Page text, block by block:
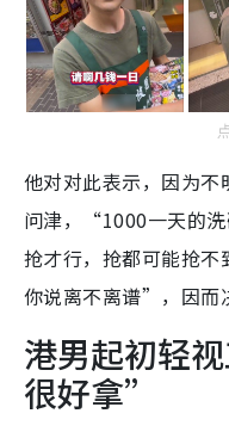
他对对此表示，因为
问津，“1000一天的
抢才行，抢都可能抢不
你说离不离谱”，因而
港男起初轻
很好拿”